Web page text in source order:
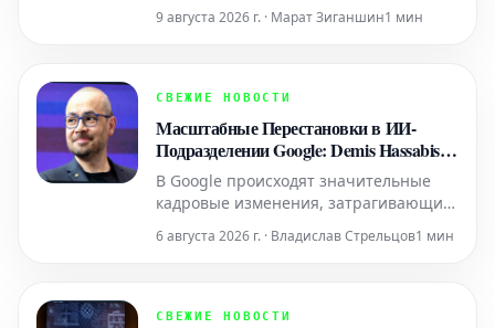
возродили женский Тур де Франс,
жалобы, поскольку лишь три из девяти
телевидению. Переполнен
9 августа 2026 г. · Марат Зиганшин1 мин
СВЕЖИЕ НОВОСТИ
Масштабные Перестановки в ИИ-
Подразделении Google: Demis Hassabis и
Будущее Deepmind
В Google происходят значительные
кадровые изменения, затрагивающие
искусственного интеллекта.
Deepmind, принимает на себя новые
6 августа 2026 г. · Владислав Стрельцов1 мин
СВЕЖИЕ НОВОСТИ